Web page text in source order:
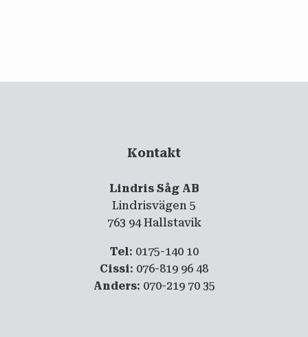
Kontakt
Lindris Såg AB
Lindrisvägen 5
763 94 Hallstavik
Tel: 0175-140 10
Cissi: 076-819 96 48
Anders: 070-219 70 35